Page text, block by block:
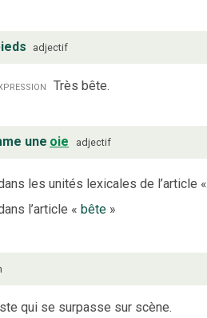
adjectif
Très bête.
une oie adjectif
les unités lexicales de l’article «
l’article « bête»
qui se surpasse sur scène.